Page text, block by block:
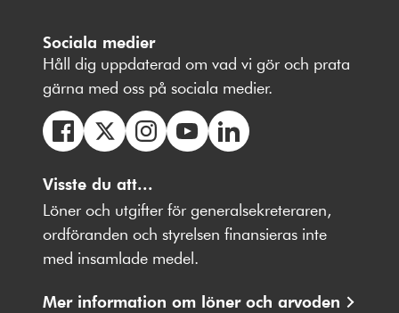
Sociala medier
Håll dig uppdaterad om vad vi gör och prata
gärna med oss på sociala medier.
oss
på
Facebbok
oss
på
oss
på
Instagram
på
Youtube
på
LinkedIn
Visste du att...
Löner och utgifter för generalsekreteraren,
ordföranden och styrelsen finansieras inte
med insamlade medel.
Mer information om löner och arvoden